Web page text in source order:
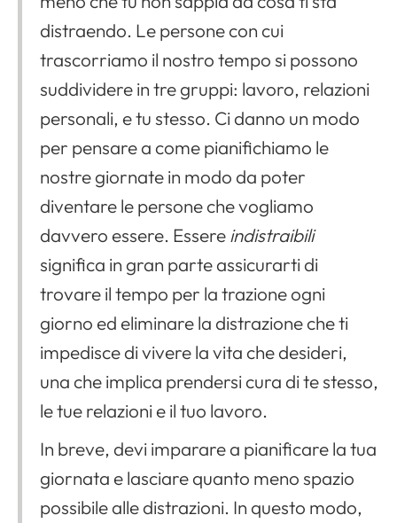
distraendo. Le persone con cui
trascorriamo il nostro tempo si possono
suddividere in tre gruppi: lavoro, relazioni
personali, e tu stesso. Ci danno un modo
per pensare a come pianifichiamo le
nostre giornate in modo da poter
diventare le persone che vogliamo
davvero essere. Essereindistraibili
significa in gran parte assicurarti di
trovare il tempo per la trazione ogni
giorno ed eliminare la distrazione che ti
impedisce di vivere la vita che desideri,
una che implica prendersi cura di te stesso,
le tue relazioni e il tuo lavoro.
In breve, devi imparare a pianificare la tua
giornata e lasciare quanto meno spazio
possibile alle distrazioni. In questo modo,